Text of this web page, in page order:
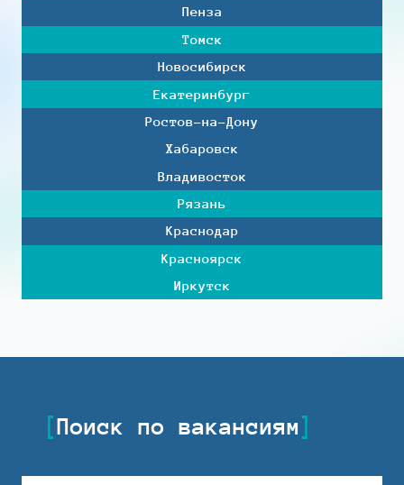
Пенза
Томск
Новосибирск
Екатеринбург
Ростов-на-Дону
Хабаровск
Владивосток
Рязань
Краснодар
Красноярск
Иркутск
Поиск по вакансиям